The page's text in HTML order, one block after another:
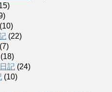
(10)
(22)
(7)
(18)
記 (24)
(10)